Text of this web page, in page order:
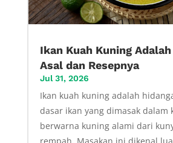
Ikan Kuah Kuning
Asal dan Resepnya
Jul 31, 2026
Ikan kuah kuning adalah
dasar ikan yang dimasak dalam
berwarna kuning alami dari